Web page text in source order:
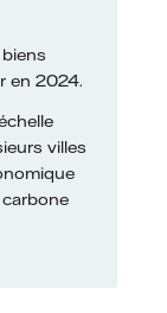
en 2024.
villes